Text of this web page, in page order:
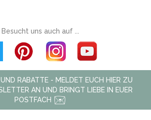
Besucht uns auch auf ...
RABATTE - MELDET EUCH HIER ZU
AN UND BRINGT LIEBE IN EUER
POSTFACH